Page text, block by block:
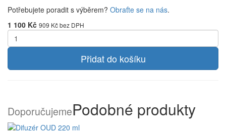
Potřebujete poradit s výběrem? Obraťte se na nás.
1 100 Kč 909 Kč bez DPH
Přidat do košíku
DoporučujemePodobné produkty